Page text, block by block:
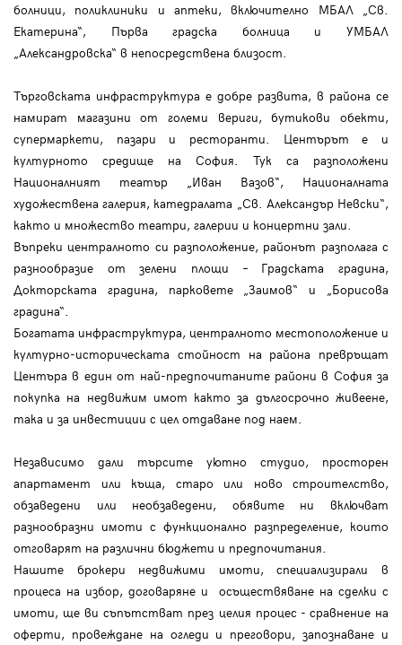
болници, поликлиники и аптеки, включително МБАЛ „Св.
Екатерина“, Първа градска болница и УМБАЛ
„Александровска“ в непосредствена близост.
Търговската инфраструктура е добре развита, в района се
намират магазини от големи вериги, бутикови обекти,
супермаркети, пазари и ресторанти. Центърът е и
културното средище на София. Тук са разположени
Националният театър „Иван Вазов“, Националната
художествена галерия, катедралата „Св. Александър Невски“,
както и множество театри, галерии и концертни зали.
Въпреки централното си разположение, районът разполага с
разнообразие от зелени площи – Градската градина,
Докторската градина, парковете „Заимов“ и „Борисова
градина“.
Богатата инфраструктура, централното местоположение и
културно-историческата стойност на района превръщат
Центъра в един от най-предпочитаните райони в София за
покупка на недвижим имот както за дългосрочно живеене,
така и за инвестиции с цел отдаване под наем.
Независимо дали търсите уютно студио, просторен
апартамент или къща, старо или ново строителство,
обзаведени или необзаведени, обявите ни включват
разнообразни имоти с функционално разпределение, които
отговарят на различни бюджети и предпочитания.
Нашите брокери недвижими имоти, специализирали в
процеса на избор, договаряне и осъществяване на сделки с
имоти, ще ви съпътстват през целия процес - сравнение на
оферти, провеждане на огледи и преговори, запознаване и